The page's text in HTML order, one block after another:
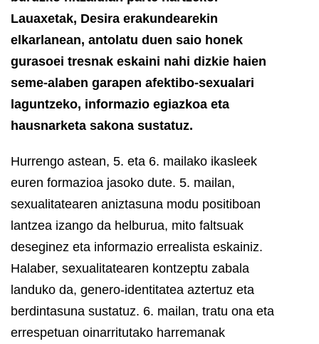
Lauaxetak, Desira erakundearekin
elkarlanean, antolatu duen saio honek
gurasoei tresnak eskaini nahi dizkie haien
seme-alaben garapen afektibo-sexualari
laguntzeko, informazio egiazkoa eta
hausnarketa sakona sustatuz.
Hurrengo astean, 5. eta 6. mailako ikasleek
euren formazioa jasoko dute. 5. mailan,
sexualitatearen aniztasuna modu positiboan
lantzea izango da helburua, mito faltsuak
deseginez eta informazio errealista eskainiz.
Halaber, sexualitatearen kontzeptu zabala
landuko da, genero-identitatea aztertuz eta
berdintasuna sustatuz. 6. mailan, tratu ona eta
errespetuan oinarritutako harremanak